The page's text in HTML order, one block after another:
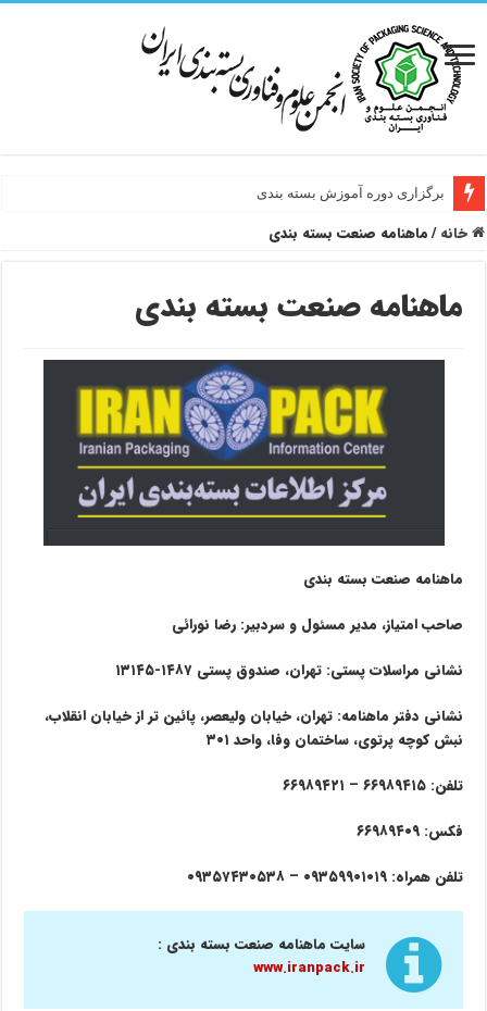
برگزاری دوره آموزش بسته بندی
خانه /ماهنامه صنعت بسته بندی
ماهنامه صنعت بسته بندی
ماهنامه صنعت بسته بندی
صاحب امتیاز، مدیر مسئول و سردبیر: رضا نورائی
نشانی مراسلات پستی: تهران، صندوق پستی ۱۴۸۷-۱۳۱۴۵
نشانی دفتر ماهنامه: تهران، خیابان ولیعصر، پائین تر از خیابان انقلاب،
نبش کوچه پرتوی، ساختمان وفا، واحد ۳۰۱
تلفن: ۶۶۹۸۹۴۱۵ – ۶۶۹۸۹۴۲۱
فکس: ۶۶۹۸۹۴۰۹
تلفن همراه: ۰۹۳۵۹۹۰۱۰۱۹ – ۰۹۳۵۷۴۳۰۵۳۸
سایت ماهنامه صنعت بسته بندی :
www.iranpack.ir